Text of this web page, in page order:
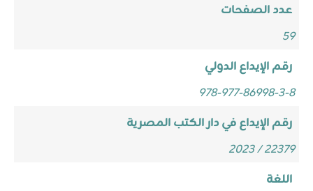
عدد الصفحات
59
رقم الإيداع الدولي
978-977-86998-3-8
رقم الإيداع في دار الكتب المصرية
22379 / 2023
اللغة